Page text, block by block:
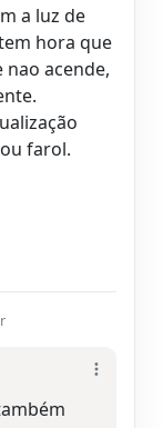
a luz de
hora que
acende,
farol.